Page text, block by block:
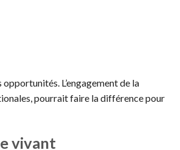
L’engagement de la
pourrait faire la différence pour
vivant